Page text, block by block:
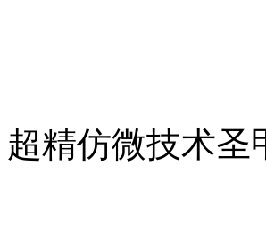
超精仿微技术圣